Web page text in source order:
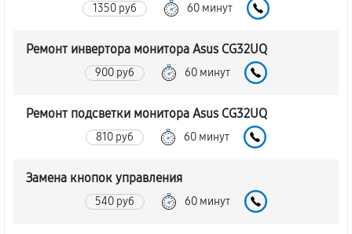
1350 руб 60 минут
Ремонт инвертора монитора Asus CG32UQ
900 руб 60 минут
Ремонт подсветки монитора Asus CG32UQ
810 руб 60 минут
Замена кнопок управления
540 руб 60 минут